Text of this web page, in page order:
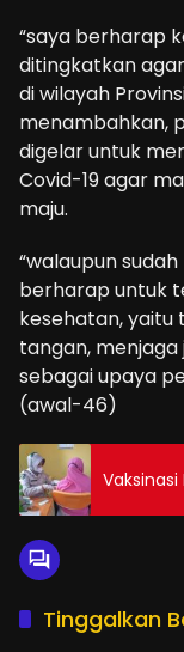
“saya berharap
ditingkatkan
di wilayah
menambahkan,
digelar untuk
Covid-19 agar
maju.
“walaupun
berharap untuk
kesehatan,
tangan,
sebagai upaya
(awal-46)
Tinggalkan